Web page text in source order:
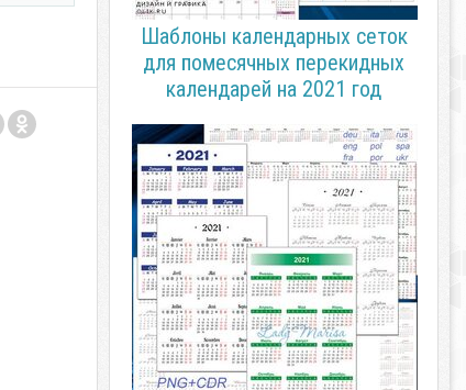
Шаблоны календарных сеток
для помесячных перекидных
календарей на 2021 год